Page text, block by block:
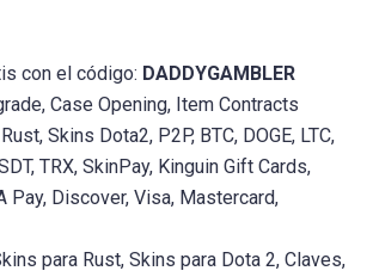
con el código: DADDYGAMBLER
Case Opening, Item Contracts
Skins Dota2, P2P, BTC, DOGE, LTC,
TRX, SkinPay, Kinguin Gift Cards,
Pay, Discover, Visa, Mastercard,
para Rust, Skins para Dota 2, Claves,